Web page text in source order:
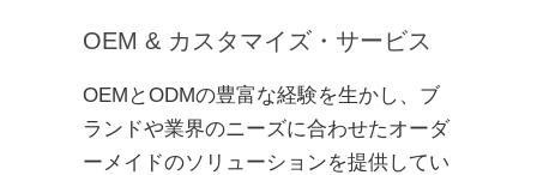
OEM & カスタマイズ・サービス
OEMとODMの豊富な経験を生かし、ブ
ランドや業界のニーズに合わせたオーダ
ーメイドのソリューションを提供してい